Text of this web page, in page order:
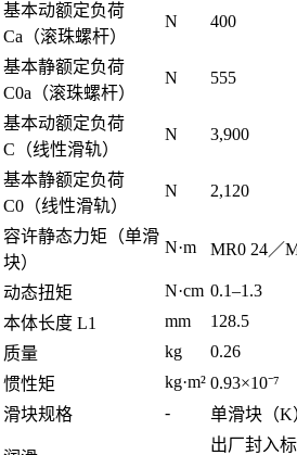
基本动额定负荷
Ca（滚珠螺杆）
N 400
基本静额定负荷
C0a（滚珠螺杆）
N 555
基本动额定负荷
C（线性滑轨）
N 3,900
基本静额定负荷
C0（线性滑轨）
N 2,120
容许静态力矩（单滑
块）
N·m MR0 24／
动态扭矩 N·cm 0.1–1.3
本体长度 L1
mm
128.5
质量
kg
0.26
惯性矩
kg·m² 0.93×10⁻⁷
滑块规格
- 单滑块（K
出厂封入